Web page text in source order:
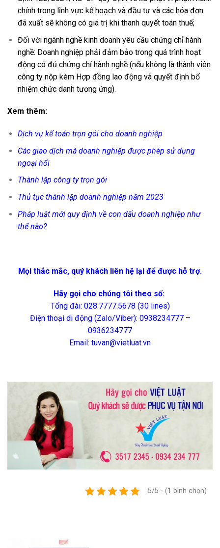
chính trong lĩnh vực kế hoạch và đầu tưvà các hóa đơn
đã xuất sẽ không có giá trị khi thanh quyết toán thuế;
Đối với ngành nghề kinh doanh yêu cầu chứng chỉ hành
nghề: Doanh nghiệp phải đảm bảo trong quá trình hoạt
động có đủ chứng chỉ hành nghề (nếu không là thành viên
công ty nộp kèm Hợp đồng lao động và quyết định bổ
nhiệm chức danh tương ứng).
Xem thêm:
Dịch vụ kế toán trọn gói cho doanh nghiệp
Các giao dịch mà doanh nghiệp được phép sử dụng
ngoại hối
Thành lập công ty trọn gói
Thủ tục thành lập doanh nghiệp năm 2023
Pháp luật mới quy định về con dấu doanh nghiệp như
thế nào?
Mọi thắc mắc, quý khách liên hệ lại để được hỗ trợ.
Hãy gọi cho chúng tôi theo số:
Tổng đài: 028.7777.5678 (30 lines)
Điện thoại di động (Zalo/Viber): 0938234777 –
0936234777
Email: tuvan@vietluat.vn
5/5 - (1 bình chọn)